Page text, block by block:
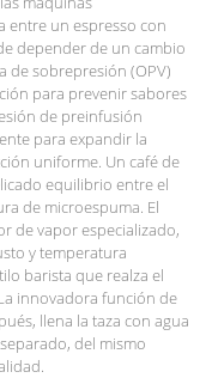
entre un espresso con
depender de un cambio
de sobrepresión (OPV)
para prevenir sabores
de preinfusión
para expandir la
uniforme. Un café de
equilibrio entre el
de microespuma. El
de vapor especializado,
y temperatura
barista que realza el
innovadora función de
llena la taza con agua
del mismo